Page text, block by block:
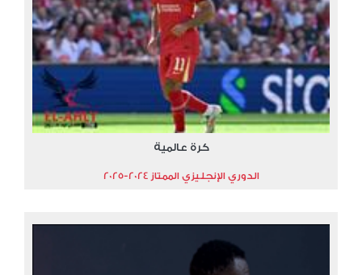
كرة عالمية
الدوري الإنجليزي الممتاز 2024-2025